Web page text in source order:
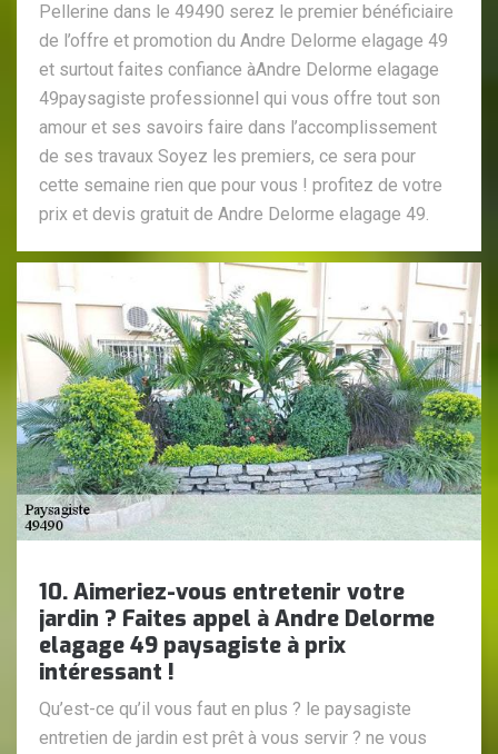
Pellerine dans le 49490 serez le premier bénéficiaire
de l’offre et promotion du Andre Delorme elagage 49
et surtout faites confiance àAndre Delorme elagage
49paysagiste professionnel qui vous offre tout son
amour et ses savoirs faire dans l’accomplissement
de ses travaux Soyez les premiers, ce sera pour
cette semaine rien que pour vous ! profitez de votre
prix et devis gratuit de Andre Delorme elagage 49.
10. Aimeriez-vous entretenir votre
jardin ? Faites appel à Andre Delorme
elagage 49 paysagiste à prix
intéressant !
Qu’est-ce qu’il vous faut en plus ? le paysagiste
entretien de jardin est prêt à vous servir ? ne vous